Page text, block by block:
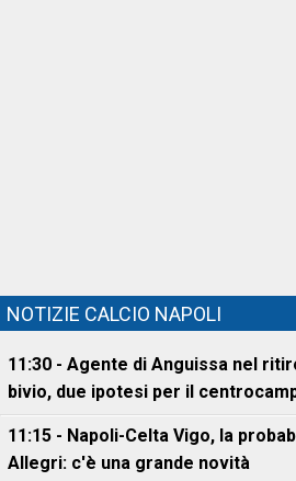
NOTIZIE CALCIO NAPOLI
11:30 - Agente di Anguissa nel
bivio, due ipotesi per il
11:15 - Napoli-Celta Vigo, la
Allegri: c'è una grande novità